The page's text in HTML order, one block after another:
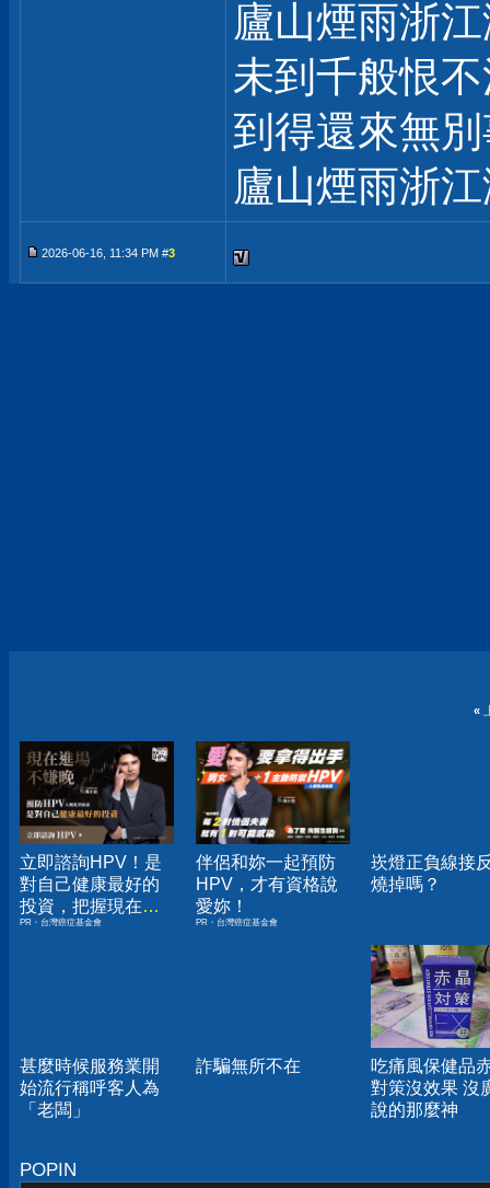
廬山煙雨浙
未到千般恨
到得還來無
廬山煙雨浙
2026-06-16, 11:34 PM #3
«
立即諮詢HPV！是
對自己健康最好的
投資，把握現在不
嫌晚！
PR・台灣癌症基金會
伴侶和妳一起預防
HPV，才有資格說
愛妳！
PR・台灣癌症基金會
崁燈正負線接
燒掉嗎？
甚麼時候服務業開
始流行稱呼客人為
「老闆」
詐騙無所不在
吃痛風保健品
對策沒效果 沒
說的那麼神
POPIN